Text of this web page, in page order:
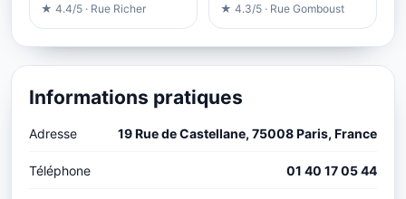
★ 4.4/5 · Rue Richer ★ 4.3/5 · Rue Gomboust
Informations pratiques
Adresse 19 Rue de Castellane, 75008 Paris, France
Téléphone 01 40 17 05 44